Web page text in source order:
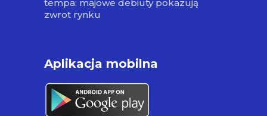
tempa: majowe debiuty pokazują
zwrot rynku
Aplikacja mobilna